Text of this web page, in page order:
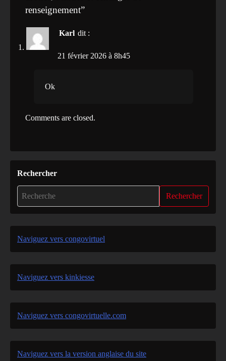
renseignement”
Karl dit :
21 février 2026 à 8h45
Ok
Comments are closed.
Rechercher
Rechercher
Naviguez vers congovirtuel
Naviguez vers kinkiesse
Naviguez vers congovirtuelle.com
Naviguez vers la version anglaise du site